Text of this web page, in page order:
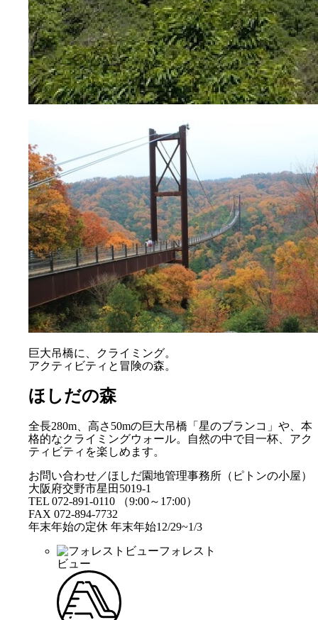
巨大吊橋に、クライミング。
アクティビティと冒険の森。
ほしだの森
全長280m、高さ50mの巨大吊橋「星のブランコ」や、本
格的なクライミングウォール。自然の中で目一杯、アク
ティビティを楽しめます。
お問い合わせ／ほしだ園地管理事務所（ピトンの小屋）
大阪府交野市星田5019-1
TEL 072-891-0110 （9:00～17:00）
FAX 072-894-7732
年末年始の定休 年末年始12/29~1/3
フォレスト
ビュー